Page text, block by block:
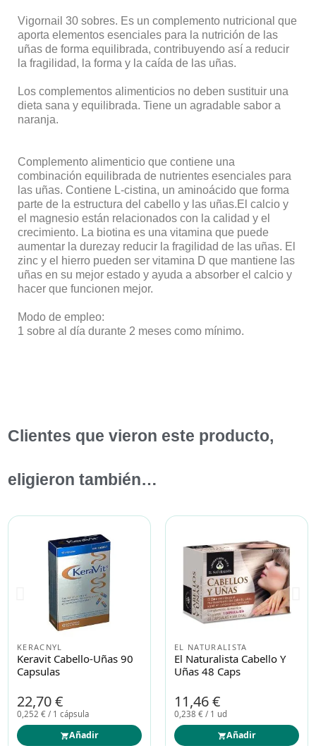
Vigornail 30 sobres. Es un complemento nutricional que
aporta elementos esenciales para la nutrición de las
uñas de forma equilibrada, contribuyendo así a reducir
la fragilidad, la forma y la caída de las uñas.
Los complementos alimenticios no deben sustituir una
dieta sana y equilibrada. Tiene un agradable sabor a
naranja.
Complemento alimenticio que contiene una
combinación equilibrada de nutrientes esenciales para
las uñas. Contiene L-cistina, un aminoácido que forma
parte de la estructura del cabello y las uñas.El calcio y
el magnesio están relacionados con la calidad y el
crecimiento. La biotina es una vitamina que puede
aumentar la durezay reducir la fragilidad de las uñas. El
zinc y el hierro pueden ser vitamina D que mantiene las
uñas en su mejor estado y ayuda a absorber el calcio y
hacer que funcionen mejor.
Modo de empleo:
1 sobre al día durante 2 meses como mínimo.
Clientes que vieron este producto,
eligieron también…
KERACNYL
Keravit Cabello-Uñas 90
Capsulas
22,70 €
0,252 € / 1 cápsula
Añadir
EL NATURALISTA
El Naturalista Cabello Y
Uñas 48 Caps
11,46 €
0,238 € / 1 ud
Añadir